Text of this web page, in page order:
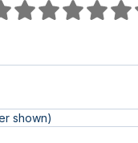
shown)